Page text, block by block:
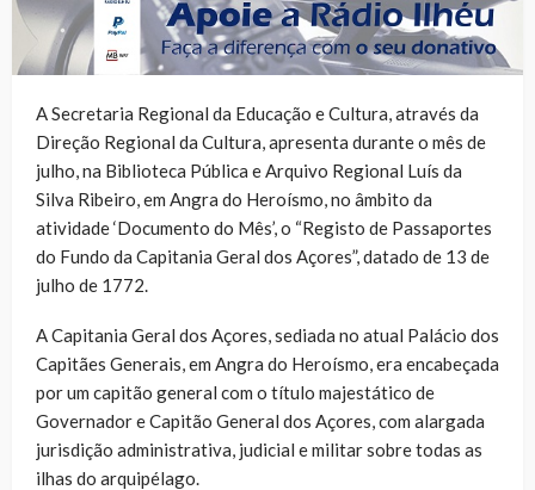
A Secretaria Regional da Educação e Cultura, através da
Direção Regional da Cultura, apresenta durante o mês de
julho, na Biblioteca Pública e Arquivo Regional Luís da
Silva Ribeiro, em Angra do Heroísmo, no âmbito da
atividade ‘Documento do Mês’, o “Registo de Passaportes
do Fundo da Capitania Geral dos Açores”, datado de 13 de
julho de 1772.
A Capitania Geral dos Açores, sediada no atual Palácio dos
Capitães Generais, em Angra do Heroísmo, era encabeçada
por um capitão general com o título majestático de
Governador e Capitão General dos Açores, com alargada
jurisdição administrativa, judicial e militar sobre todas as
ilhas do arquipélago.